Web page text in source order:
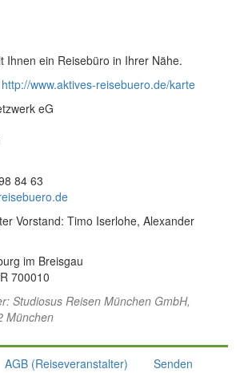
Ihnen ein Reisebüro in Ihrer Nähe.
http://www.aktives-reisebuero.de/karte
eG
84 63
Vorstand: Timo Iserlohe, Alexander
im Breisgau
700010
Studiosus Reisen München GmbH,
München
AGB (Reiseveranstalter) Senden